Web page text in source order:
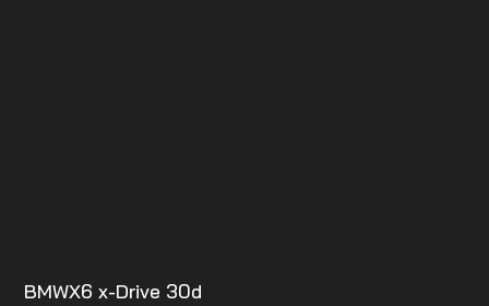
BMWX6 x-Drive 30d